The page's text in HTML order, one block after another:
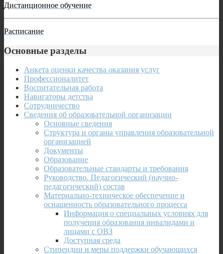
Дистанционное обучение
Расписание
Основные разделы
Анкета оценки качества оказания услуг
Профессионалитет
Воспитательная работа
Навигаторы детства
Сотрудничество
Сведения об образовательной организации
Основные сведения
Структура и органы управления образовательной
организацией
Документы
Образование
Образовательные стандарты и требования
Руководство. Педагогический (научно-
педагогический) состав
Материально-техническое обеспечение и
оснащенность образовательного процесса
Информация о специальных условиях для
получения образования инвалидами и
лицами с ОВЗ
Доступная среда
Стипендии и меры поддержки обучающихся